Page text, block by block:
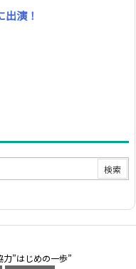
演！
力”はじめの一歩”